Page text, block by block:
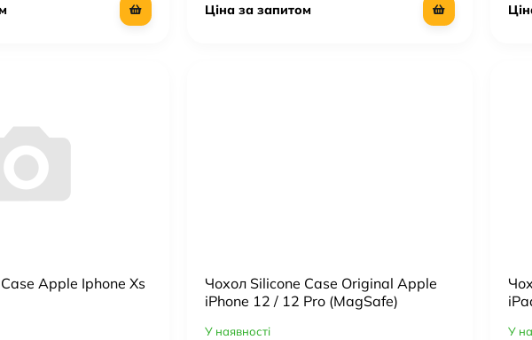
Ціна за запитом
Apple Iphone Xs
Чохол Silicone Case Original Apple
iPhone 12 / 12 Pro (MagSafe)
У наявності У